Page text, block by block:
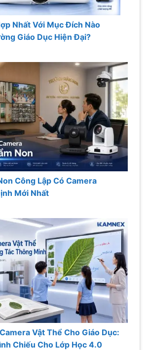
Nhất Với Mục Đích Nào
Giáo Dục Hiện Đại?
Công Lập Có Camera
Mới Nhất
Vật Thể Cho Giáo Dục:
Chiếu Cho Lớp Học 4.0